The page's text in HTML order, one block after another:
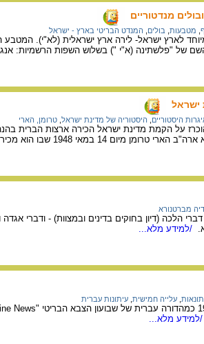
מנדטוריים
מטבעות בולים המנדט הבריטי בארץ - ישראל
מיוחד לארץ ישראל- לירה ארץ ישראלית (לא"י).
של "פלשתינה (א"י ") בשלוש השפות הרשמיות:
ישראל
היסטוריים היסטוריה של מדינת ישראל טרומן, הארי
על הקמת מדינת ישראל הכירה ארצות הברית
14 במאי 1948 שבו הוא מכיר במדינת ישראל.
מברטנורא
הלכה (דיון בחוקים בדינים ובמצוות) - ודברי
/למידע מלא...
עלייה חמישית עיתונות עברית
/למידע מלא...